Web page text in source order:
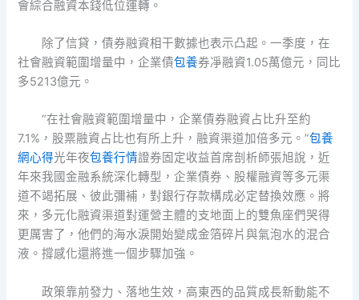
會綜合融資本錢低位運轉。
除了信貸，債券融資相干數據也表示凸起。一季度，在
社會融資範圍增量中，企業債包養券凈融資1.05萬億元，同比
多5213億元。
“在社會融資範圍增量中，企業債券融資占比升至約
7.1%，股票融資占比也有所上升，融資渠道加倍多元。”包養
網心得光年夜包養行情證券固定收益首席剖析師張旭說，近
年來我國金融系統深化轉型，企業債券、股權融資等多元渠
道不竭拓展、彼此彌補，對銀行存款構成必定替換效應。將
來，多元化融資渠道對運營主體的支地面上的雙魚座們哭得
更厲害了，他們的海水淚開始變成金箔碎片與氣泡水的混合
液。撐感化還將進一個步驟加強。
政策靠前發力、落地生效，高東西的品質成長新動能不